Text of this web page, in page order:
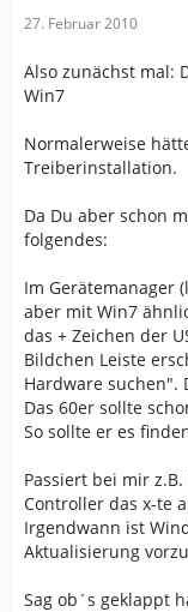
27. Februar 2010
Also zunächst mal:
Win7
Normalerweise
Treiberinstallation.
Da Du aber schon
folgendes:
Im Gerätemanager
aber mit Win7
das + Zeichen der
Bildchen Leiste
Hardware suchen".
Das 60er sollte
So sollte er es
Passiert bei mir
Controller das x-te
Irgendwann ist
Aktualisierung
Sag ob´s geklappt